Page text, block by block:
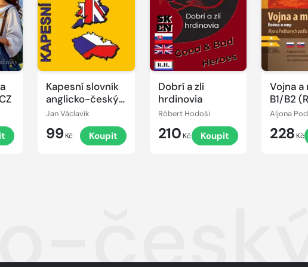
Kapesní slovník
anglicko-český/
česko-anglický
Jan Václavík
99 Kč Koupit
Dobrí a zlí
hrdinovia
Róbert Hodoši
210 Kč Koupit
Vojna a
B1/B2
Aljona
228 Kč